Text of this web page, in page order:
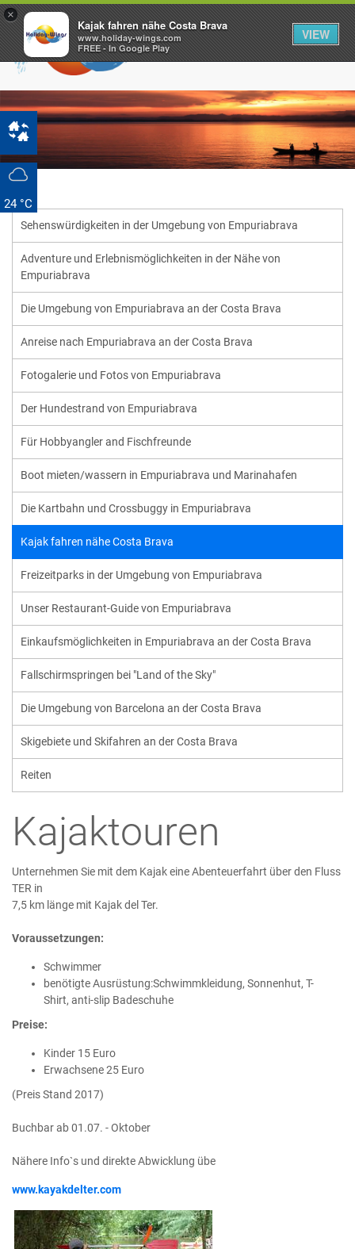
24 °C
Sehenswürdigkeiten in der Umgebung von Empuriabrava
Adventure und Erlebnismöglichkeiten in der Nähe von
Empuriabrava
Die Umgebung von Empuriabrava an der Costa Brava
Anreise nach Empuriabrava an der Costa Brava
Fotogalerie und Fotos von Empuriabrava
Der Hundestrand von Empuriabrava
Für Hobbyangler and Fischfreunde
Boot mieten/wassern in Empuriabrava und Marinahafen
Die Kartbahn und Crossbuggy in Empuriabrava
Kajak fahren nähe Costa Brava
Freizeitparks in der Umgebung von Empuriabrava
Unser Restaurant-Guide von Empuriabrava
Einkaufsmöglichkeiten in Empuriabrava an der Costa Brava
Fallschirmspringen bei "Land of the Sky"
Die Umgebung von Barcelona an der Costa Brava
Skigebiete und Skifahren an der Costa Brava
Reiten
Kajaktouren
Unternehmen Sie mit dem Kajak eine Abenteuerfahrt über den Fluss
TER in
7,5 km länge mit Kajak del Ter.
Voraussetzungen:
Schwimmer
benötigte Ausrüstung:Schwimmkleidung, Sonnenhut, T-
Shirt, anti-slip Badeschuhe
Preise:
Kinder 15 Euro
Erwachsene 25 Euro
(Preis Stand 2017)
Buchbar ab 01.07. - Oktober
Nähere Info`s und direkte Abwicklung übe
www.kayakdelter.com
×
Kajak fahren nähe Costa Brava
www.holiday-wings.com
FREE - In Google Play
VIEW